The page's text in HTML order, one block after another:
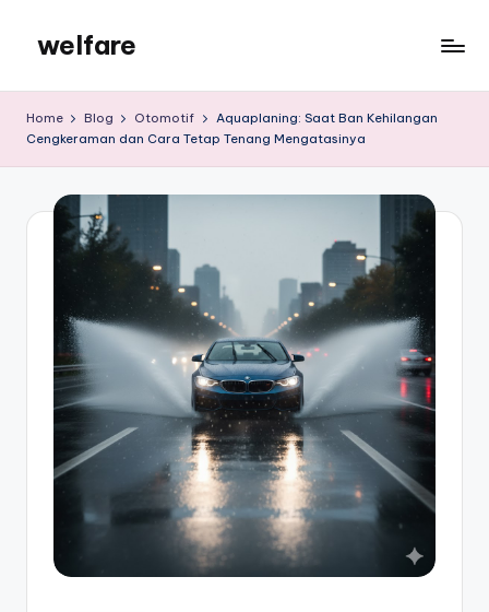
content
welfare
Home Blog Otomotif
Aquaplaning: Saat Ban Kehilangan
Cengkeraman dan Cara Tetap Tenang Mengatasinya